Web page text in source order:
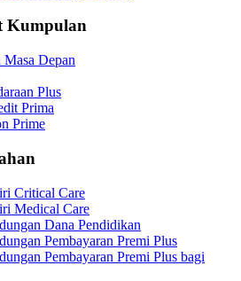
Kumpulan
Depan
Plus
Prima
Prime
Critical Care
Medical Care
Dana Pendidikan
Pembayaran Premi Plus
Pembayaran Premi Plus bagi